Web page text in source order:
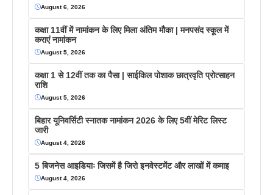
August 6, 2026
कक्षा 11वीं में नामांकन के लिए मिला अंतिम मौका | मनपसंद स्कूल में
कराएं नामांकन
August 5, 2026
कक्षा 1 से 12वीं तक का पैसा | साईकिल पोशाक छात्रवृति प्रोत्साहन
राशि
August 5, 2026
बिहार यूनिवर्सिटी स्नातक नामांकन 2026 के लिए 5वीं मेरिट लिस्ट
जारी
August 4, 2026
5 बिजनेस आइडियाः जिसमें है जिरो इनवेस्टमेंट और लाखों में कमाइ
August 4, 2026